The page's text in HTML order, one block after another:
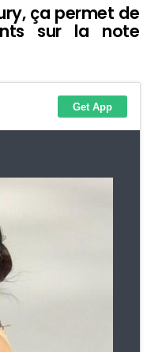
ça permet de
sur la note